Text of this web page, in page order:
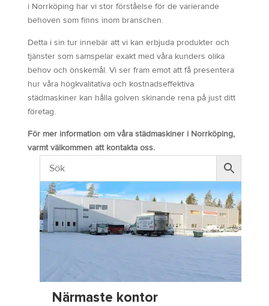
i Norrköping har vi stor förståelse för de varierande
behoven som finns inom branschen.
Detta i sin tur innebär att vi kan erbjuda produkter och
tjänster som samspelar exakt med våra kunders olika
behov och önskemål. Vi ser fram emot att få presentera
hur våra högkvalitativa och kostnadseffektiva
städmaskiner kan hålla golven skinande rena på just ditt
företag.
För mer information om våra städmaskiner i Norrköping,
varmt välkommen att kontakta oss.
Närmaste kontor